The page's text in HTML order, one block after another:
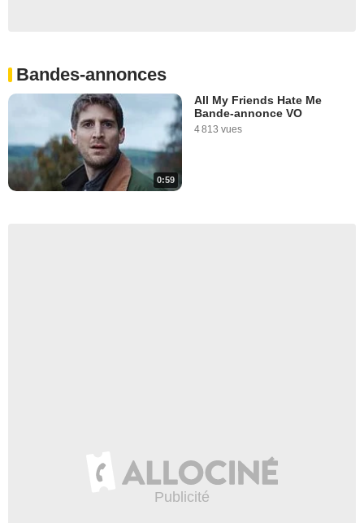
Bandes-annonces
0:59
All My Friends Hate Me
Bande-annonce VO
4 813 vues